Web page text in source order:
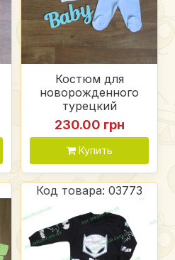
Костюм для
новорожденного
турецкий
230.00 грн
Купить
Код товара: 03773